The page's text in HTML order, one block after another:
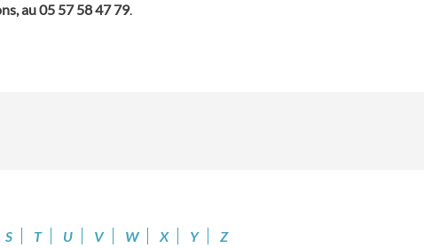
au 05 57 58 47 79.
S T U V W X Y Z